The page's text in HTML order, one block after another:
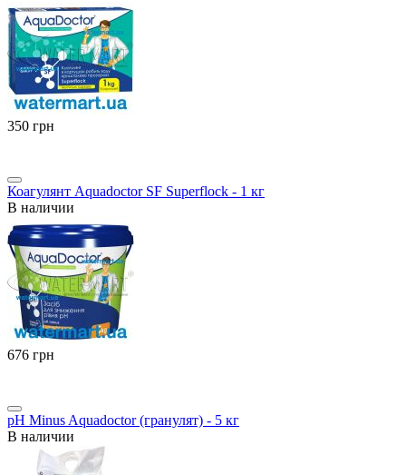
‍350‍ грн
Коагулянт Aquadoctor SF Superflock - 1 кг
В наличии
‍676‍ грн
pH Minus Aquadoctor (гранулят) - 5 кг
В наличии